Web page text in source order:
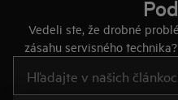
Vedeli ste, že drobné
zásahu servisného